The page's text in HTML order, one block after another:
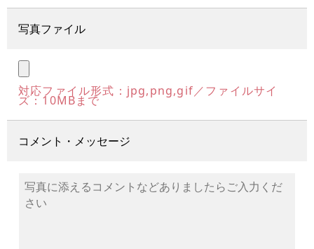
写真ファイル
対応ファイル形式：jpg,png,gif／ファイルサイ
ズ：10MBまで
コメント・メッセージ